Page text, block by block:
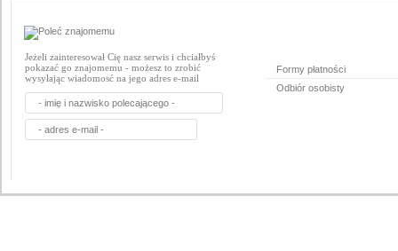
Jeżeli zainteresował Cię nasz serwis i chciałbyś
pokazać go znajomemu - możesz to zrobić
wysyłając wiadomosć na jego adres e-mail
Formy płatności
Odbiór osobisty